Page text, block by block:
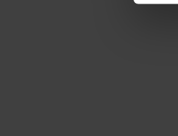
und
alle
auch